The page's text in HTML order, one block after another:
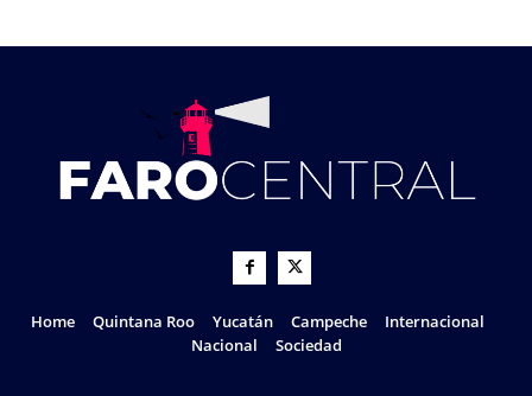
Home Quintana Roo Yucatán Campeche
Internacional
Nacional
Sociedad